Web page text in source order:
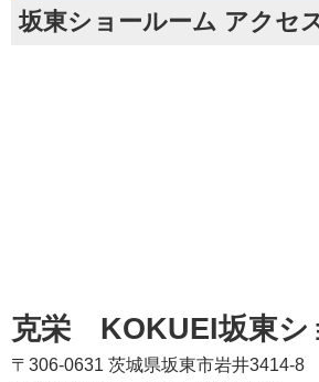
坂東ショールーム アクセ
克栄 KOKUEI坂東シ
〒306-0631 茨城県坂東市岩井3414-8